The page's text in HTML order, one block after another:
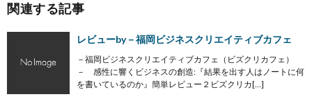
関連する記事
レビューby－福岡ビジネスクリエイティブカフェ
－福岡ビジネスクリエイティブカフェ（ビズクリカフェ）
－ 感性に響くビジネスの創造:『結果を出す人はノートに何
を書いているのか』簡単レビュー２ビズクリカ[…]